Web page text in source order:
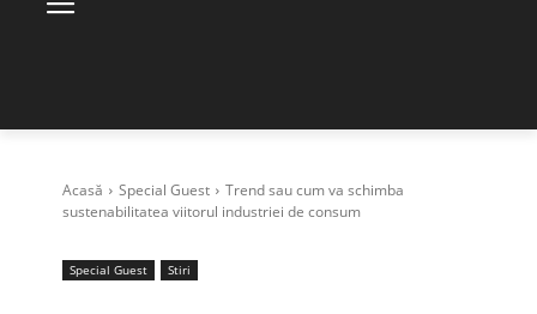
Acasă Special Guest
Trend sau cum va schimba
sustenabilitatea viitorul industriei de consum
Special Guest Stiri